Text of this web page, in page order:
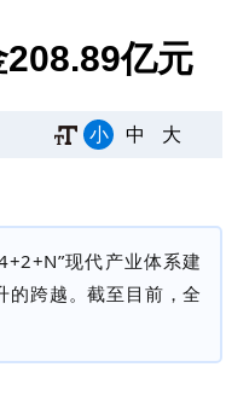
亿元
小 中 大
”现代产业体系建
的跨越。截至目前，全